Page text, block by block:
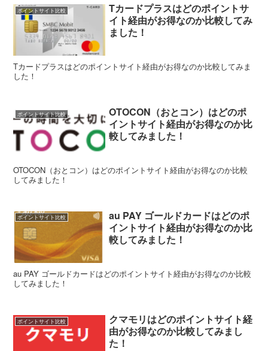
ポイントサイト比較
Tカードプラスはどのポイントサ
イト経由がお得なのか比較してみ
ました！
Tカードプラスはどのポイントサイト経由がお得なのか比較してみま
した！
ポイントサイト比較
OTOCON（おとコン）はどのポ
イントサイト経由がお得なのか比
較してみました！
OTOCON（おとコン）はどのポイントサイト経由がお得なのか比較
してみました！
ポイントサイト比較
au PAY ゴールドカードはどのポ
イントサイト経由がお得なのか比
較してみました！
au PAY ゴールドカードはどのポイントサイト経由がお得なのか比較
してみました！
ポイントサイト比較
クマモリはどのポイントサイト経
由がお得なのか比較してみまし
た！